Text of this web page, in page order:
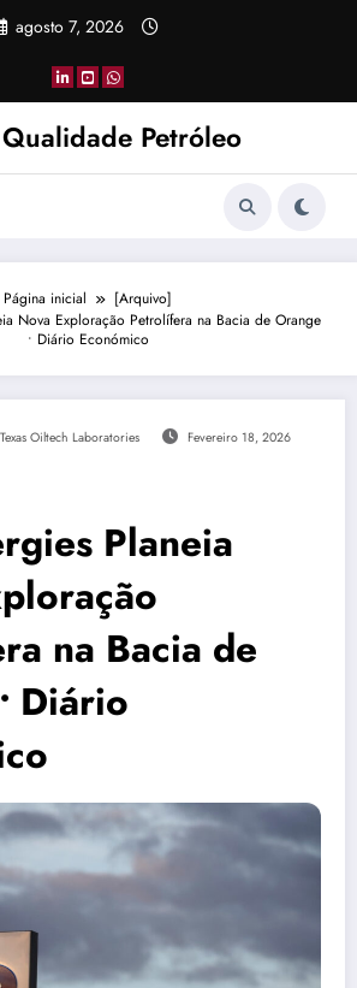
agosto 7, 2026
Petróleo
Página inicial
[Arquivo]
Nova Exploração Petrolífera na Bacia de Orange
• Diário Económico
Texas Oiltech Laboratories Fevereiro 18, 2026
Planeia
na Bacia de
Diário